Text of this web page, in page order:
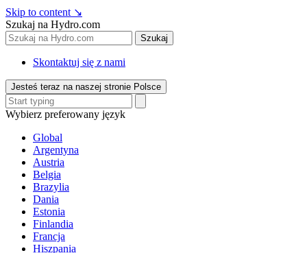
Skip to content ↘
Szukaj na Hydro.com
Szukaj
Skontaktuj się z nami
Jesteś teraz na naszej stronie Polsce
Wybierz preferowany język
Global
Argentyna
Austria
Belgia
Brazylia
Dania
Estonia
Finlandia
Francja
Hiszpania